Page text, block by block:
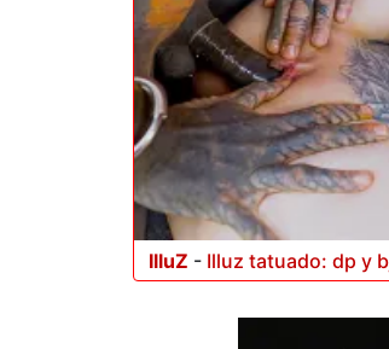
IlluZ - Illuz tatuado: dp y